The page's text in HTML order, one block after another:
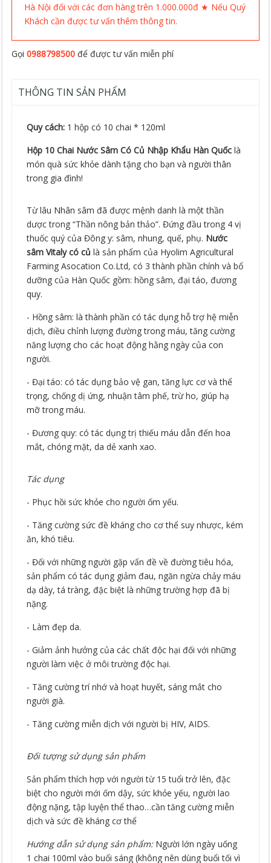
Hà Nội đối với các đơn hàng trên 1.000.000đ ★ Nếu Quý
Khách cần được tư vấn thêm thông tin.
Gọi0988798500 để được tư vấn miễn phí
THÔNG TIN SẢN PHẨM
Quy cách: 1 hộp có 10 chai * 120ml
Hộp 10 Chai Nước Sâm Có Củ Nhập Khẩu Hàn Quốclà
món quà sức khỏe dành tặng cho bạn và người thân
trong gia đình!
Từ lâu Nhân sâm đã được mệnh danh là một thần
dược trong “Thần nông bản thảo”. Đứng đầu trong 4 vị
thuốc quý của Đông y: sâm, nhung, quế, phụ. Nước
sâm Vitaly có củ là sản phẩm của Hyolim Agricultural
Farming Asocation Co.Ltd, có 3 thành phần chính và bổ
dưỡng của Hàn Quốc gồm: hồng sâm, đại táo, đương
quy.
- Hồng sâm: là thành phần có tác dụng hỗ trợ hệ miễn
dịch, điều chỉnh lượng đường trong máu, tăng cường
năng lượng cho các hoạt động hằng ngày của con
người.
- Đại táo: có tác dụng bảo vệ gan, tăng lực cơ và thể
trọng, chống dị ứng, nhuận tâm phế, trừ ho, giúp hạ
mỡ trong máu.
- Đương quy: có tác dụng trị thiếu máu dẫn đến hoa
mắt, chóng mặt, da dẻ xanh xao.
Tác dụng
- Phục hồi sức khỏe cho người ốm yếu.
- Tăng cường sức đề kháng cho cơ thể suy nhược, kém
ăn, khó tiêu.
- Đối với những người gặp vấn đề về đường tiêu hóa,
sản phẩm có tác dụng giảm đau, ngăn ngừa chảy máu
dạ dày, tá tràng, đặc biệt là những trường hợp đã bị
nặng.
- Làm đẹp da.
- Giảm ảnh hưởng của các chất độc hại đối với những
người làm việc ở môi trường độc hại.
- Tăng cường trí nhớ và hoạt huyết, sáng mắt cho
người già.
- Tăng cường miễn dịch với người bị HIV, AIDS.
Đối tượng sử dụng sản phẩm
Sản phẩm thích hợp với người từ 15 tuổi trở lên, đặc
biệt cho người mới ốm dậy, sức khỏe yếu, người lao
động nặng, tập luyện thể thao…cần tăng cường miễn
dịch và sức đề kháng cơ thể
Hướng dẫn sử dụng sản phẩm: Người lớn ngày uống
1 chai 100ml vào buổi sáng (không nên dùng buổi tối vì